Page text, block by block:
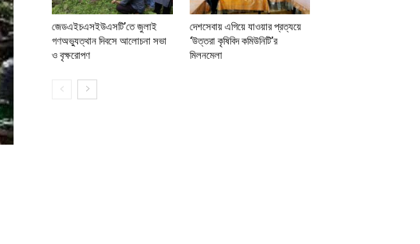
জেডএইচএসইউএসটি’তে জুলাই
গণঅভ্যুত্থান দিবসে আলোচনা সভা
ও বৃক্ষরোপণ
দেশসেবায় এগিয়ে যাওয়ার প্রত্যয়ে
‘উত্তরা কৃষিবিদ কমিউনিটি’র
মিলনমেলা